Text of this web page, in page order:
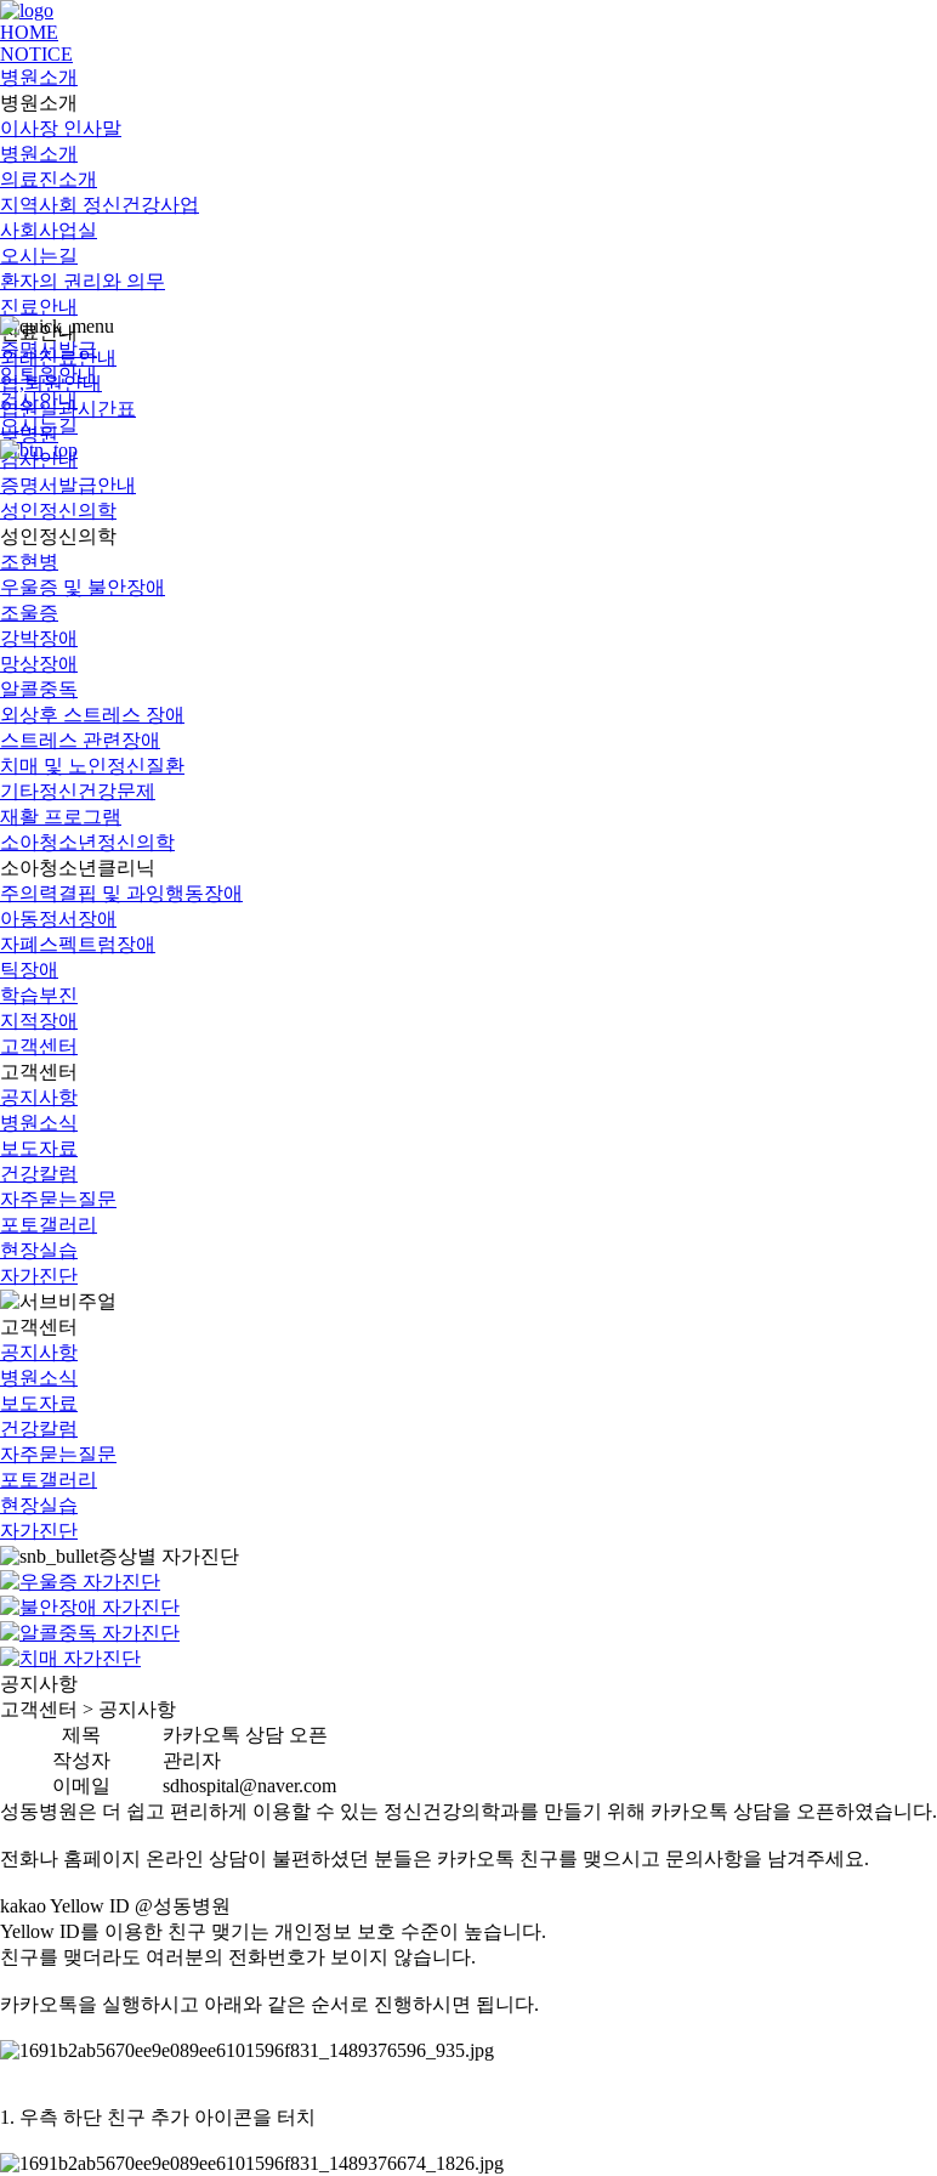
HOME
NOTICE
병원소개
병원소개
이사장 인사말
병원소개
의료진소개
지역사회 정신건강사업
사회사업실
오시는길
환자의 권리와 의무
진료안내
진료안내
외래진료안내
입,퇴원안내
입원일과시간표
낮병원
검사안내
증명서발급안내
성인정신의학
성인정신의학
조현병
우울증 및 불안장애
조울증
강박장애
망상장애
알콜중독
외상후 스트레스 장애
스트레스 관련장애
치매 및 노인정신질환
기타정신건강문제
재활 프로그램
소아청소년정신의학
소아청소년클리닉
주의력결핍 및 과잉행동장애
아동정서장애
자폐스펙트럼장애
틱장애
학습부진
지적장애
고객센터
고객센터
공지사항
병원소식
보도자료
건강칼럼
자주묻는질문
포토갤러리
현장실습
자가진단
고객센터
공지사항
병원소식
보도자료
건강칼럼
자주묻는질문
포토갤러리
현장실습
자가진단
증상별 자가진단
공지사항
고객센터 > 공지사항
제목
카카오톡 상담 오픈
작성자
관리자
이메일
sdhospital@naver.com
성동병원은 더 쉽고 편리하게 이용할 수 있는 정신건강의학과를 만들기 위해 카카오톡 상담을 오픈하였습니다.
전화나 홈페이지 온라인 상담이 불편하셨던 분들은 카카오톡 친구를 맺으시고 문의사항을 남겨주세요.
kakao Yellow ID @성동병원
Yellow ID를 이용한 친구 맺기는 개인정보 보호 수준이 높습니다.
친구를 맺더라도 여러분의 전화번호가 보이지 않습니다.
카카오톡을 실행하시고 아래와 같은 순서로 진행하시면 됩니다.
1. 우측 하단 친구 추가 아이콘을 터치
증명서발급
입퇴원안내
검사안내
오시는길